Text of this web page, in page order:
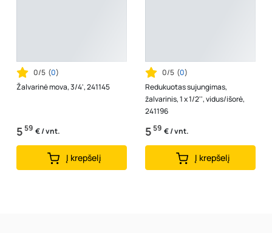
0/5 (0)
Žalvarinė mova, 3/4', 241145
559 € / vnt.
Į krepšelį
0/5 (0)
Redukuotas sujungimas,
žalvarinis, 1 x 1/2'', vidus/išorė,
241196
559 € / vnt.
Į krepšelį